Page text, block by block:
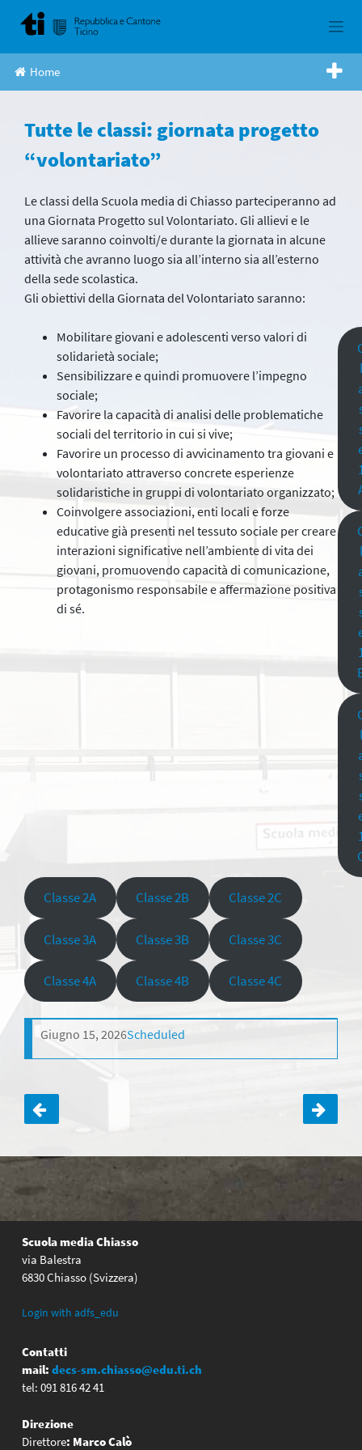
Home
Tutte le classi: giornata progetto
“volontariato”
Le classi della Scuola media di Chiasso parteciperanno ad
una Giornata Progetto sul Volontariato. Gli allievi e le
allieve saranno coinvolti/e durante la giornata in alcune
attività che avranno luogo sia all’interno sia all’esterno
della sede scolastica.
Gli obiettivi della Giornata del Volontariato saranno:
Mobilitare giovani e adolescenti verso valori di
solidarietà sociale;
Sensibilizzare e quindi promuovere l’impegno
sociale;
Favorire la capacità di analisi delle problematiche
sociali del territorio in cui si vive;
Favorire un processo di avvicinamento tra giovani e
volontariato attraverso concrete esperienze
solidaristiche in gruppi di volontariato organizzato;
Coinvolgere associazioni, enti locali e forze
educative già presenti nel tessuto sociale per creare
interazioni significative nell’ambiente di vita dei
giovani, promuovendo capacità di comunicazione,
protagonismo responsabile e affermazione positiva
di sé.
Classe 2A Classe 2B Classe 2C
Classe 3A Classe 3B Classe 3C
Classe 4A Classe 4B Classe 4C
Giugno 15, 2026Scheduled
Navigazione
articoli
Scuola media Chiasso
via Balestra
6830 Chiasso (Svizzera)
Login with adfs_edu
Contatti
mail: decs-sm.chiasso@edu.ti.ch
tel: 091 816 42 41
Direzione
Direttore: Marco Calò